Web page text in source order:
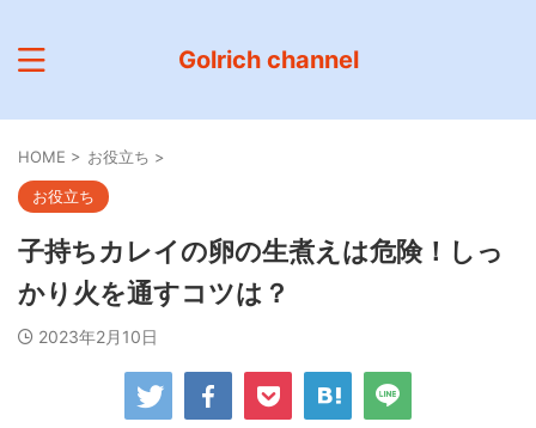
Golrich channel
HOME > お役立ち >
お役立ち
子持ちカレイの卵の生煮えは危険！しっ
かり火を通すコツは？
2023年2月10日